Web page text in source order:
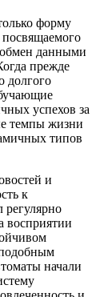
форму
данными
прежде
долгого
успехов за
темпы жизни
типов
и
к
регулярно
восприятии
начали